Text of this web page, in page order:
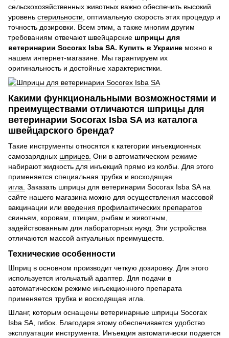
сельскохозяйственных животных важно обеспечить высокий
уровень стерильности , оптимальную скорость этих процедур и
точность дозировки. Всем этим, а также многим другим
требованиям отвечают швейцарские шприцы для
ветеринарии Socorax Isba SA. Купить в Украине можно в
нашем интернет-магазине. Мы гарантируем их
оригинальность и достойные характеристики.
Какими функциональными возможностями и
преимуществами отличаются шприцы для
ветеринарии Socorax Isba SA из каталога
швейцарского бренда?
Такие инструменты относятся к категории инъекционных
самозарядных шприцев. Они в автоматическом режиме
набирают жидкость для инъекций прямо из колбы. Для этого
применяется специальная трубка и восходящая
игла. Заказать шприцы для ветеринарии Socorax Isba SA на
сайте нашего магазина можно для осуществления массовой
вакцинации или введения профилактических препаратов
свиньям, коровам, птицам, рыбам и животным,
задействованным для лабораторных нужд. Эти устройства
отличаются массой актуальных преимуществ.
Технические особенности
Шприц в основном производит четкую дозировку. Для этого
используется игольчатый адаптер. Для подачи в
автоматическом режиме инъекционного препарата
применяется трубка и восходящая игла.
Шланг, которым оснащены ветеринарные шприцы Socorax
Isba SA, гибок. Благодаря этому обеспечивается удобство
эксплуатации инструмента. Инъекция автоматически подается